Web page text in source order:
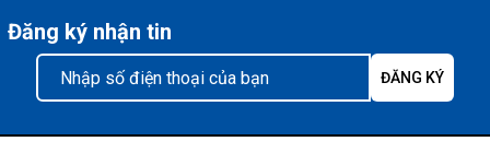
Đăng ký nhận tin